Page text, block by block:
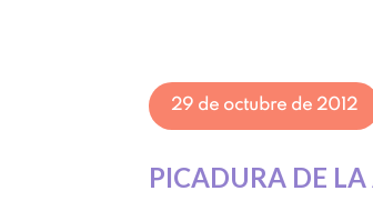
29 de octubre de 2012
PICADURA DE